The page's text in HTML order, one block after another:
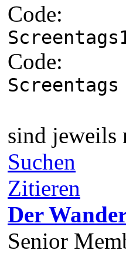
Code:
Code:
sind jeweils
Suchen
Zitieren
Der
Senior